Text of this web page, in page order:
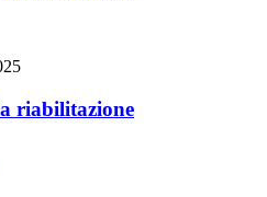
riabilitazione